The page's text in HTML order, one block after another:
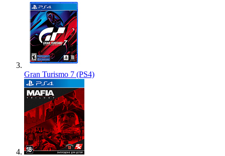
Gran Turismo 7 (PS4)